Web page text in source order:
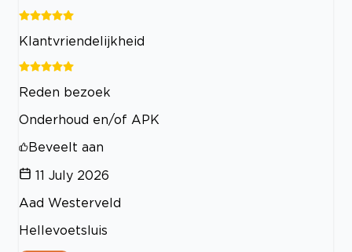
Klantvriendelijkheid
Reden bezoek
Onderhoud en/of APK
Beveelt aan
11 July 2026
Aad Westerveld
Hellevoetsluis